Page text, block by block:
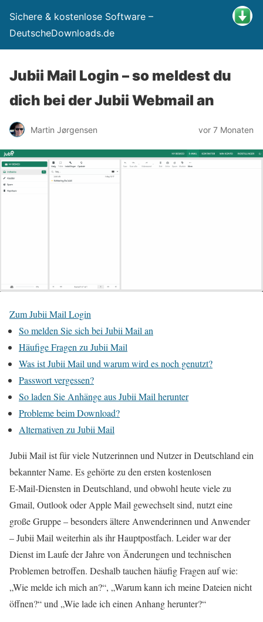
Sichere & kostenlose Software –
DeutscheDownloads.de
Jubii Mail Login – so meldest du
dich bei der Jubii Webmail an
Martin Jørgensen vor 7 Monaten
Zum Jubii Mail Login
So melden Sie sich bei Jubii Mail an
Häufige Fragen zu Jubii Mail
Was ist Jubii Mail und warum wird es noch genutzt?
Passwort vergessen?
So laden Sie Anhänge aus Jubii Mail herunter
Probleme beim Download?
Alternativen zu Jubii Mail
Jubii Mail ist für viele Nutzerinnen und Nutzer in Deutschland ein
bekannter Name. Es gehörte zu den ersten kostenlosen
E‑Mail‑Diensten in Deutschland, und obwohl heute viele zu
Gmail, Outlook oder Apple Mail gewechselt sind, nutzt eine
große Gruppe – besonders ältere Anwenderinnen und Anwender
– Jubii Mail weiterhin als ihr Hauptpostfach. Leider war der
Dienst im Laufe der Jahre von Änderungen und technischen
Problemen betroffen. Deshalb tauchen häufig Fragen auf wie:
„Wie melde ich mich an?“, „Warum kann ich meine Dateien nicht
öffnen?“ und „Wie lade ich einen Anhang herunter?“